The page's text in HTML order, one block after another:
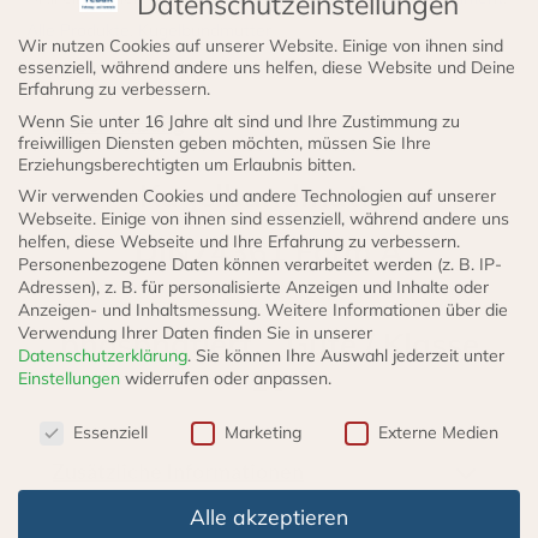
Beschreibung
Kugelbundmutter
DIN74361 Form A
phosphatiert Güte / Klasse
10
Wir nutzen Cookies auf unserer Website. Einige von ihnen sind
essenziell, während andere uns helfen, diese Website und Deine
Erfahrung zu verbessern.
Wenn Sie unter 16 Jahre alt sind und Ihre Zustimmung zu
freiwilligen Diensten geben möchten, müssen Sie Ihre
Erziehungsberechtigten um Erlaubnis bitten.
Wir verwenden Cookies und andere Technologien auf unserer
Webseite. Einige von ihnen sind essenziell, während andere uns
helfen, diese Webseite und Ihre Erfahrung zu verbessern.
Personenbezogene Daten können verarbeitet werden (z. B. IP-
Adressen), z. B. für personalisierte Anzeigen und Inhalte oder
Anzeigen- und Inhaltsmessung. Weitere Informationen über die
Verwendung Ihrer Daten finden Sie in unserer
Datenschutzerklärung. Sie können Ihre Auswahl jederzeit unter
Einstellungen widerrufen oder anpassen.
Essenziell Marketing Externe Medien
Alle akzeptieren